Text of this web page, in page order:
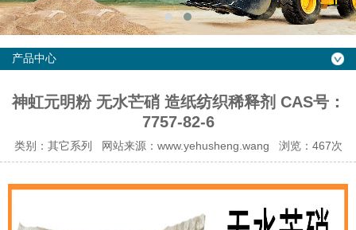
产品中心
神虹元明粉 无水芒硝 造纸纺织稀释剂 CAS号：
7757-82-6
类别：其它系列 网站来源：www.yehusheng.wang 浏览：467次